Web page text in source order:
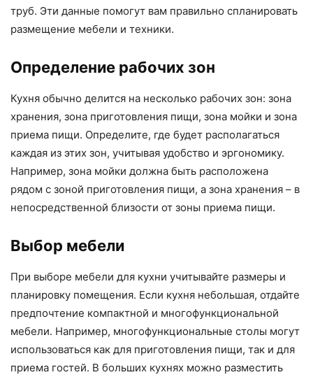
труб. Эти данные помогут вам правильно спланировать
размещение мебели и техники.
Определение рабочих зон
Кухня обычно делится на несколько рабочих зон: зона
хранения, зона приготовления пищи, зона мойки и зона
приема пищи. Определите, где будет располагаться
каждая из этих зон, учитывая удобство и эргономику.
Например, зона мойки должна быть расположена
рядом с зоной приготовления пищи, а зона хранения – в
непосредственной близости от зоны приема пищи.
Выбор мебели
При выборе мебели для кухни учитывайте размеры и
планировку помещения. Если кухня небольшая, отдайте
предпочтение компактной и многофункциональной
мебели. Например, многофункциональные столы могут
использоваться как для приготовления пищи, так и для
приема гостей. В больших кухнях можно разместить